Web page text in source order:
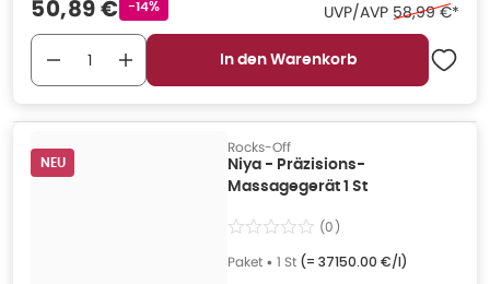
Verkaufspreis
50,89 € Rabattstempel
-14% UVP/AVP Ehemaliger
58,99 €*
In den Warenkorb
NEU
Rocks-Off
Niya - Präzisions-
Massagegerät 1 St
(0)
Paket • 1 St (= 37150.00 €/l)